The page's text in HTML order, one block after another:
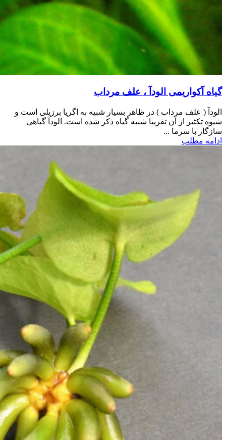
گیاه آکواریمی الودآ ، علف مرداب
الودآ ( علف مرداب ) در ظاهر بسیار شبیه به اگریا برزیلی است و
شیوه تکثیر از آن تقریبا شبیه گیاه ذکر شده است. الودآ گیاهی
سازگار با سرما ...
ادامه مطلب